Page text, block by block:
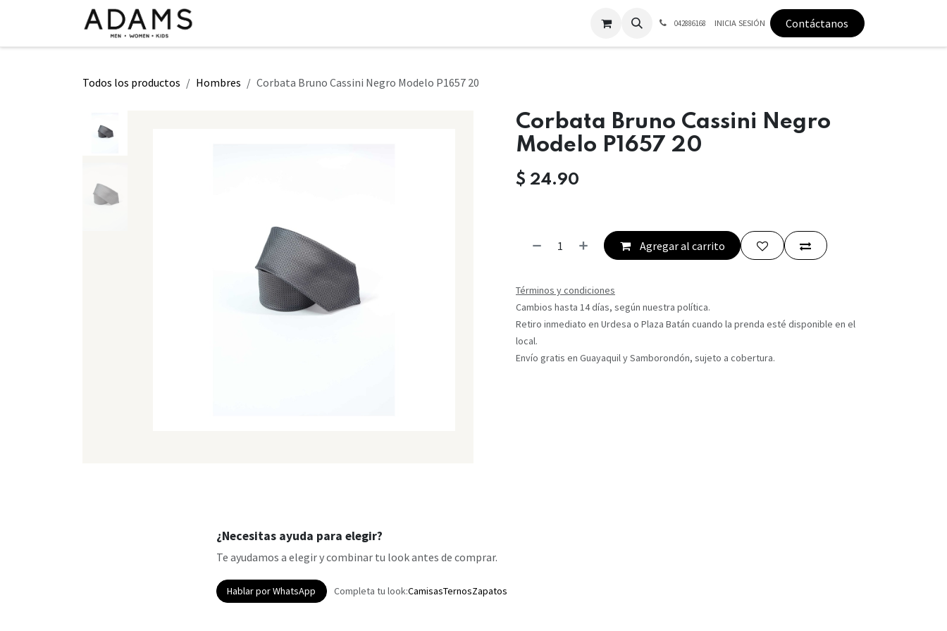
042886168 INICIA SESIÓN Contáctanos
Todos los productos Hombres Corbata Bruno Cassini Negro Modelo P1657 20
Corbata Bruno Cassini Negro
Modelo P1657 20
$ 24.90
Agregar al carrito
Términos y condiciones
Cambios hasta 14 días, según nuestra política.
Retiro inmediato en Urdesa o Plaza Batán cuando la prenda esté disponible en el
local.
Envío gratis en Guayaquil y Samborondón, sujeto a cobertura.
¿Necesitas ayuda para elegir?
Te ayudamos a elegir y combinar tu look antes de comprar.
Hablar por WhatsApp Completa tu look:CamisasTernosZapatos